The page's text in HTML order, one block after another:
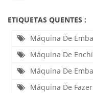
ETIQUETAS QUENTES :
Máquina De
Máquina De
Máquina De
Máquina De